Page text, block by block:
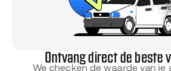
Ontvang direct de beste
We checken de waarde van je